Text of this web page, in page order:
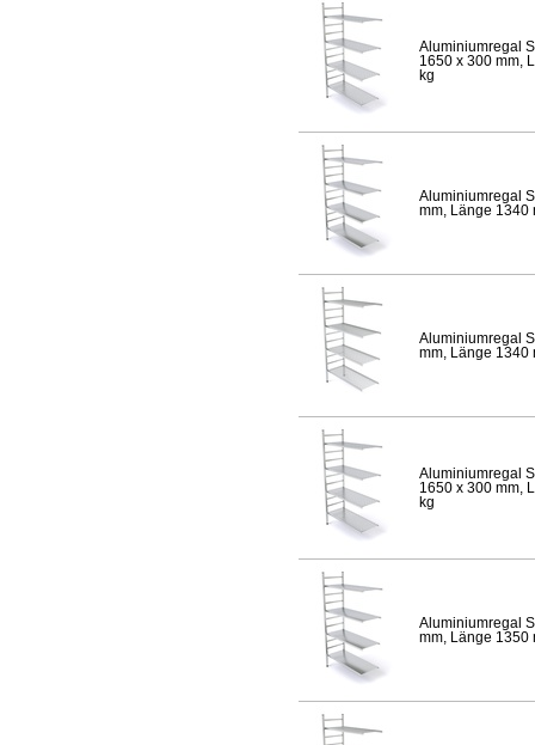
Aluminiumregal
1650 x 300 mm,
kg
Aluminiumregal
mm, Länge 1340
Aluminiumregal
mm, Länge 1340
Aluminiumregal
1650 x 300 mm,
kg
Aluminiumregal
mm, Länge 1350